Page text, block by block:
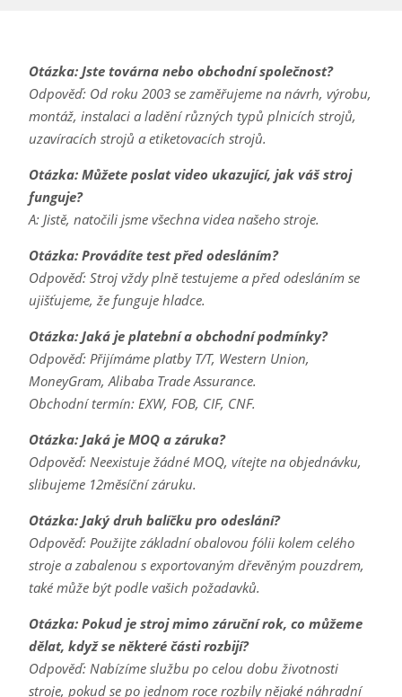
Otázka: Jste továrna nebo obchodní společnost?
Odpověď: Od roku 2003 se zaměřujeme na návrh, výrobu,
montáž, instalaci a ladění různých typů plnicích strojů,
uzavíracích strojů a etiketovacích strojů.
Otázka: Můžete poslat video ukazující, jak váš stroj
funguje?
A: Jistě, natočili jsme všechna videa našeho stroje.
Otázka: Provádíte test před odesláním?
Odpověď: Stroj vždy plně testujeme a před odesláním se
ujišťujeme, že funguje hladce.
Otázka: Jaká je platební a obchodní podmínky?
Odpověď: Přijímáme platby T/T, Western Union,
MoneyGram, Alibaba Trade Assurance.
Obchodní termín: EXW, FOB, CIF, CNF.
Otázka: Jaká je MOQ a záruka?
Odpověď: Neexistuje žádné MOQ, vítejte na objednávku,
slibujeme 12měsíční záruku.
Otázka: Jaký druh balíčku pro odeslání?
Odpověď: Použijte základní obalovou fólii kolem celého
stroje a zabalenou s exportovaným dřevěným pouzdrem,
také může být podle vašich požadavků.
Otázka: Pokud je stroj mimo záruční rok, co můžeme
dělat, když se některé části rozbijí?
Odpověď: Nabízíme službu po celou dobu životnosti
stroje, pokud se po jednom roce rozbily nějaké náhradní